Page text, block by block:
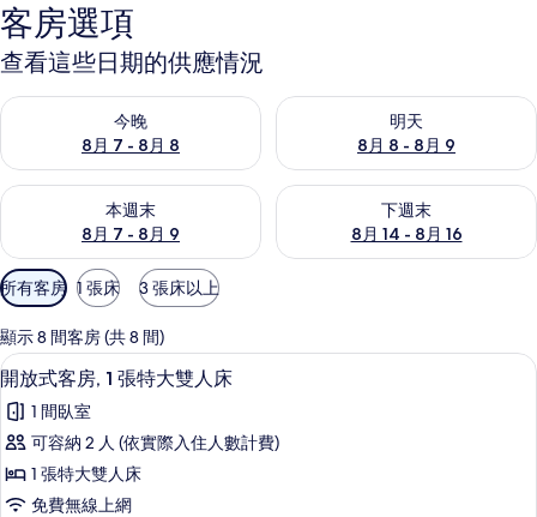
客房選項
查看這些日期的供應情況
今晚
8月 7 - 8月 8
查看今晚 (8月 7 - 8月 8) 的供應情況
明天
8月 8 - 8月 9
查看明天 (8月 8 - 8月 9) 的供
本週末
8月 7 - 8月 9
查看本週末 (8月 7 - 8月 9) 的供應情況
下週末
8月 14 - 8月 16
查看下週末 (8月 14 - 8月 16)
可
用
的
客
房
篩
選
條
所有客房 1 張床 3 張床以上
顯示 8 間客房 (共 8 間)
顯
示
開
放
式
開放式客房, 1 張特大雙人床 | 低過敏
1
開放式客房, 1 張特大雙人床
1 間臥室
可容納 2 人 (依實際入住人數計費)
1 張特大雙人床
免費無線上網